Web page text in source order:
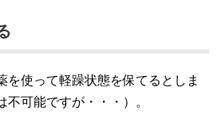
を使って軽躁状態を保てるとしま
可能ですが・・・）。